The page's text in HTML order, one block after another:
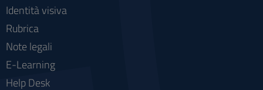
Identità visiva
Rubrica
Note legali
E-Learning
Help Desk